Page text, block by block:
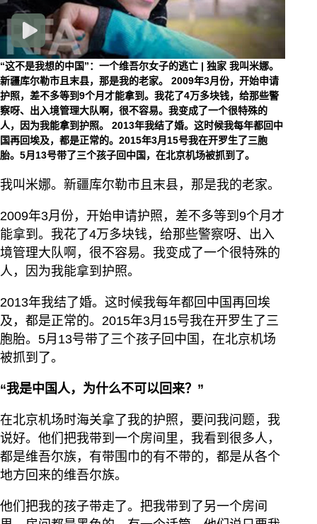
“这不是我想的中国”：一个维吾尔女子的逃亡 | 独家 我叫米娜。
新疆库尔勒市且末县，那是我的老家。 2009年3月份，开始申请
护照，差不多等到9个月才能拿到。我花了4万多块钱，给那些警
察呀、出入境管理大队啊，很不容易。我变成了一个很特殊的
人，因为我能拿到护照。 2013年我结了婚。这时候我每年都回中
国再回埃及，都是正常的。2015年3月15号我在开罗生了三胞
胎。5月13号带了三个孩子回中国，在北京机场被抓到了。
我叫米娜。新疆库尔勒市且末县，那是我的老家。
2009年3月份，开始申请护照，差不多等到9个月才
能拿到。我花了4万多块钱，给那些警察呀、出入
境管理大队啊，很不容易。我变成了一个很特殊的
人，因为我能拿到护照。
2013年我结了婚。这时候我每年都回中国再回埃
及，都是正常的。2015年3月15号我在开罗生了三
胞胎。5月13号带了三个孩子回中国，在北京机场
被抓到了。
“我是中国人，为什么不可以回来？”
在北京机场时海关拿了我的护照，要问我问题，我
说好。他们把我带到一个房间里，我看到很多人，
都是维吾尔族，有带围巾的有不带的，都是从各个
地方回来的维吾尔族。
他们把我的孩子带走了。把我带到了另一个房间